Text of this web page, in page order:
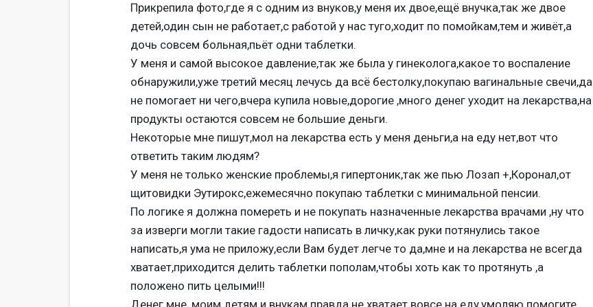
Прикрепила фото,где я с одним из внуков,у меня их двое,ещё внучка,так же двое
детей,один сын не работает,с работой у нас туго,ходит по помойкам,тем и живёт,а
дочь совсем больная,пьёт одни таблетки.
У меня и самой высокое давление,так же была у гинеколога,какое то воспаление
обнаружили,уже третий месяц лечусь да всё бестолку,покупаю вагинальные свечи,да
не помогает ни чего,вчера купила новые,дорогие ,много денег уходит на лекарства,на
продукты остаются совсем не большие деньги.
Некоторые мне пишут,мол на лекарства есть у меня деньги,а на еду нет,вот что
ответить таким людям?
У меня не только женские проблемы,я гипертоник,так же пью Лозап +,Коронал,от
щитовидки Эутирокс,ежемесячно покупаю таблетки с минимальной пенсии.
По логике я должна помереть и не покупать назначенные лекарства врачами ,ну что
за изверги могли такие гадости написать в личку,как руки потянулись такое
написать,я ума не приложу,если Вам будет легче то да,мне и на лекарства не всегда
хватает,приходится делить таблетки пополам,чтобы хоть как то протянуть ,а
положено пить целыми!!!